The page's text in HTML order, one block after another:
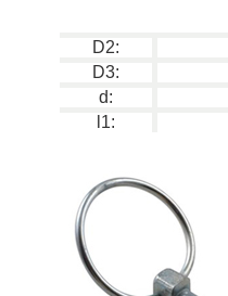
D2:
D3:
d:
l1: